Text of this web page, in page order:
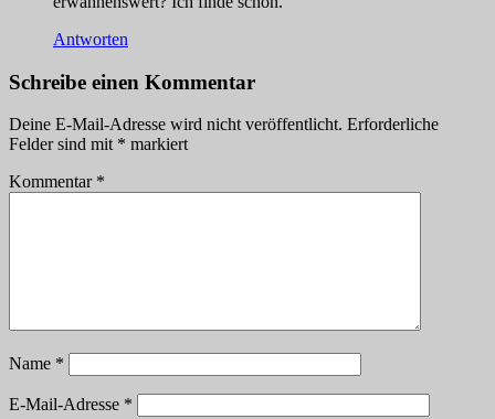
Antworten
Schreibe einen Kommentar
Deine E-Mail-Adresse wird nicht veröffentlicht. Erforderliche
Felder sind mit * markiert
Kommentar *
Name *
E-Mail-Adresse *